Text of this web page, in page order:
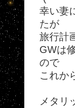
幸い妻
たが
旅行計
GWは
ので
これか
メタリ